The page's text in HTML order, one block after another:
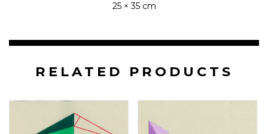
25 × 35 cm
RELATED PRODUCTS